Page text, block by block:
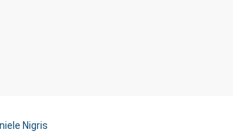
Nigris